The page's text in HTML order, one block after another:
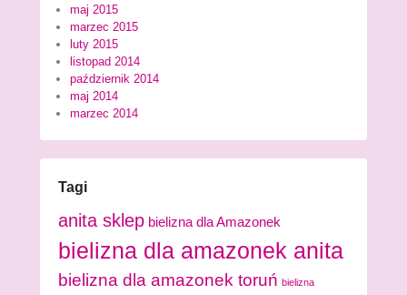
maj 2015
marzec 2015
luty 2015
listopad 2014
październik 2014
maj 2014
marzec 2014
Tagi
anita sklep bielizna dla Amazonek
bielizna dla amazonek anita
bielizna dla amazonek toruń bielizna